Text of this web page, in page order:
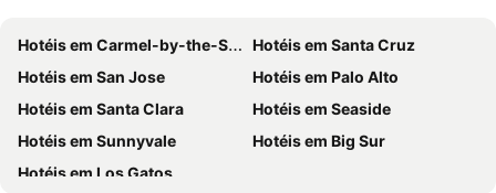
San Carlos Borromeo de Carmelo Mission
11th Annual 4th of July Celebration
Monterey Bay Aquarium
Hotéis em Carmel-by-the-Sea
Hotéis em Santa Cruz
Hotéis em San Jose
Hotéis em Palo Alto
Hotéis em Santa Clara
Hotéis em Seaside
Hotéis em Sunnyvale
Hotéis em Big Sur
Hotéis em Los Gatos